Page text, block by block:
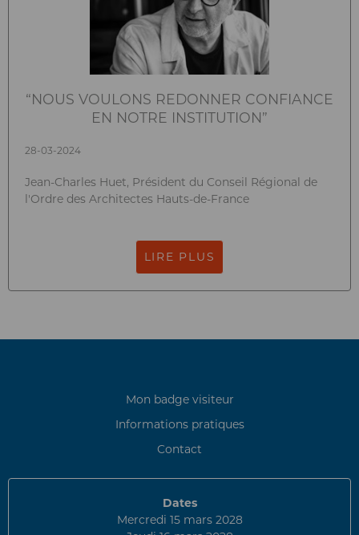
“NOUS VOULONS REDONNER CONFIANCE
EN NOTRE INSTITUTION”
28-03-2024
Jean-Charles Huet, Président du Conseil Régional de
l'Ordre des Architectes Hauts-de-France
LIRE PLUS
Mon badge visiteur
Informations pratiques
Contact
Dates
Mercredi 15 mars 2028